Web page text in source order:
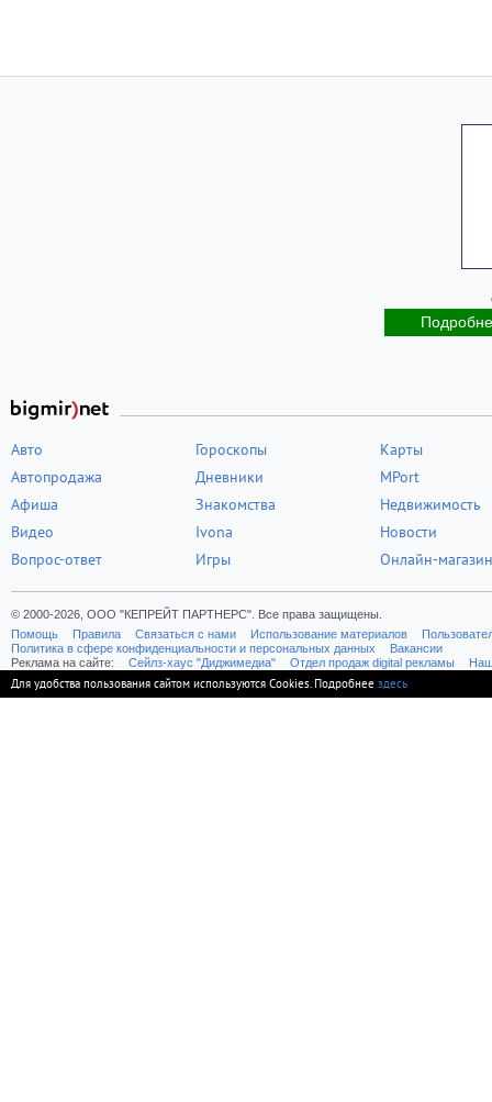
Авто
Автопродажа
Афиша
Видео
Вопрос-ответ
Гороскопы
Дневники
Знакомства
Ivona
Игры
Карты
MPort
Недвижимость
Новости
Онлайн-магазин
© 2000-2026, ООО "КЕПРЕЙТ ПАРТНЕРС". Все права защищены.
Помощь
Правила Связаться с нами Использование материалов
Политика в сфере конфиденциальности и персональных данных
Вакансии
Реклама на сайте:
Cейлз-хаус "Диджимедиа" Отдел продаж digital рекламы
Для удобства пользования сайтом используются Cookies. Подробнее здесь